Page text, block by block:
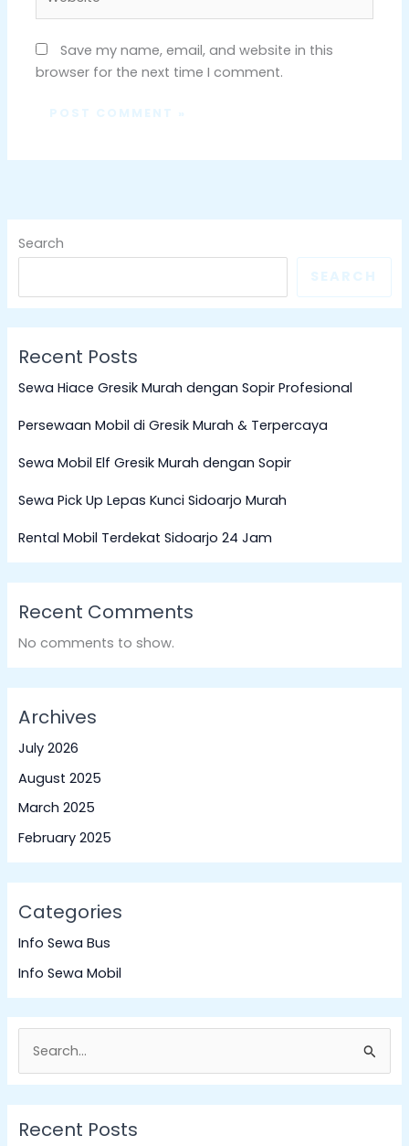
Save my name, email, and website in this
browser for the next time I comment.
Search
SEARCH
Recent Posts
Sewa Hiace Gresik Murah dengan Sopir Profesional
Persewaan Mobil di Gresik Murah & Terpercaya
Sewa Mobil Elf Gresik Murah dengan Sopir
Sewa Pick Up Lepas Kunci Sidoarjo Murah
Rental Mobil Terdekat Sidoarjo 24 Jam
Recent Comments
No comments to show.
Archives
July 2026
August 2025
March 2025
February 2025
Categories
Info Sewa Bus
Info Sewa Mobil
e
a
rRecent Posts